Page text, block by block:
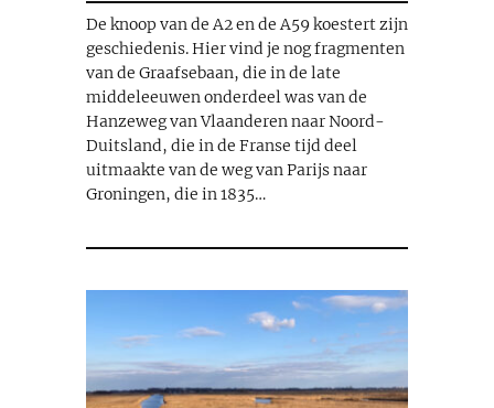
De knoop van de A2 en de A59 koestert zijn
geschiedenis. Hier vind je nog fragmenten
van de Graafsebaan, die in de late
middeleeuwen onderdeel was van de
Hanzeweg van Vlaanderen naar Noord-
Duitsland, die in de Franse tijd deel
uitmaakte van de weg van Parijs naar
Groningen, die in 1835…